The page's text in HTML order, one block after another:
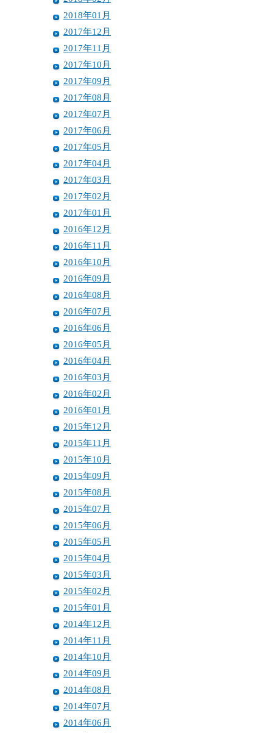
2018年01月
2017年12月
2017年11月
2017年10月
2017年09月
2017年08月
2017年07月
2017年06月
2017年05月
2017年04月
2017年03月
2017年02月
2017年01月
2016年12月
2016年11月
2016年10月
2016年09月
2016年08月
2016年07月
2016年06月
2016年05月
2016年04月
2016年03月
2016年02月
2016年01月
2015年12月
2015年11月
2015年10月
2015年09月
2015年08月
2015年07月
2015年06月
2015年05月
2015年04月
2015年03月
2015年02月
2015年01月
2014年12月
2014年11月
2014年10月
2014年09月
2014年08月
2014年07月
2014年06月